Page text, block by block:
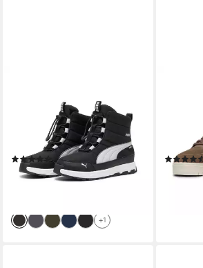
Winterboots Snowboots,
Winterstiefel, Winterschuhe,
wasserdicht
(34)
ab 58,99 € UVP79,95 €
+1
WTR
Schnitt,
aus
74,99 €